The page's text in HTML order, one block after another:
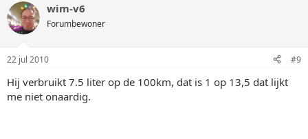
wim-v6
Forumbewoner
22 jul 2010 #9
Hij verbruikt 7.5 liter op de 100km, dat is 1 op 13,5 dat lijkt
me niet onaardig.